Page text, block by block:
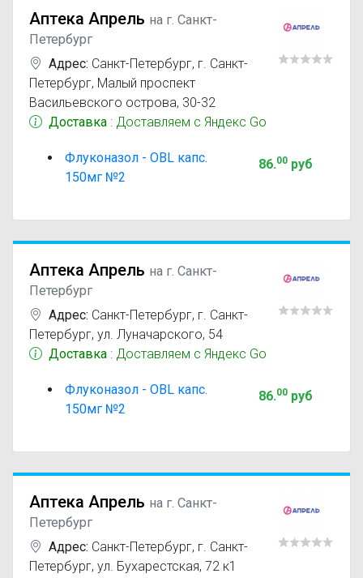
Аптека Апрель на г. Санкт-
Петербург
Адрес: Санкт-Петербург, г. Санкт-
Петербург, Малый проспект
Васильевского острова, 30-32
Доставка : Доставляем с Яндекс Go
Флуконазол - OBL капс.
150мг №2
86.00руб
Аптека Апрель на г. Санкт-
Петербург
Адрес: Санкт-Петербург, г. Санкт-
Петербург, ул. Луначарского, 54
Доставка : Доставляем с Яндекс Go
Флуконазол - OBL капс.
150мг №2
86.00руб
Аптека Апрель на г. Санкт-
Петербург
Адрес: Санкт-Петербург, г. Санкт-
Петербург, ул. Бухарестская, 72 к1